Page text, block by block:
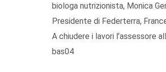
biologa nutrizionista, Monica
Presidente di Federterra,
A chiudere i lavori l’assessore
bas04